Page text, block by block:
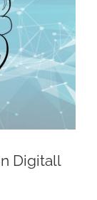
Digitall